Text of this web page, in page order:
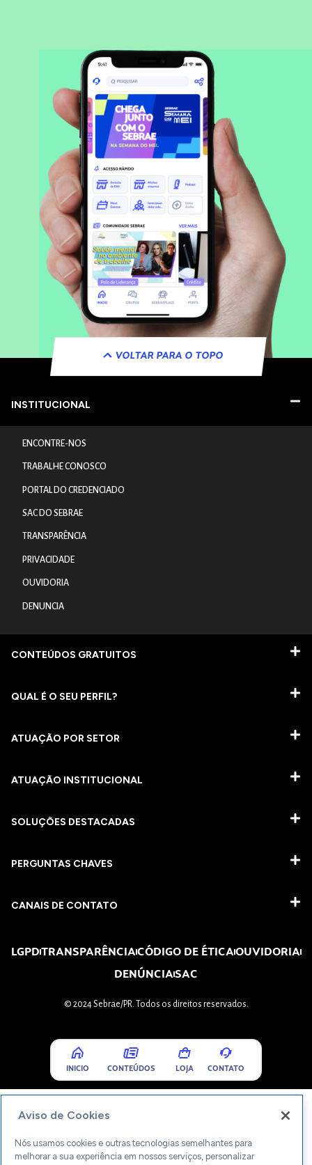
VOLTAR PARA O TOPO
INSTITUCIONAL
ENCONTRE-NOS
TRABALHE CONOSCO
PORTAL DO CREDENCIADO
SAC DO SEBRAE
TRANSPARÊNCIA
PRIVACIDADE
OUVIDORIA
DENUNCIA
CONTEÚDOS GRATUITOS
QUAL É O SEU PERFIL?
ATUAÇÃO POR SETOR
ATUAÇÃO INSTITUCIONAL
SOLUÇÕES DESTACADAS
PERGUNTAS CHAVES​
CANAIS DE CONTATO
LGPDTRANSPARÊNCIACÓDIGO DE ÉTICAOUVIDORIA
DENÚNCIASAC
© 2024 Sebrae/PR. Todos os direitos reservados.
INICIO CONTEÚDOS LOJA CONTATO
Aviso de Cookies
Nós usamos cookies e outras tecnologias semelhantes para
melhorar a sua experiência em nossos serviços, personalizar